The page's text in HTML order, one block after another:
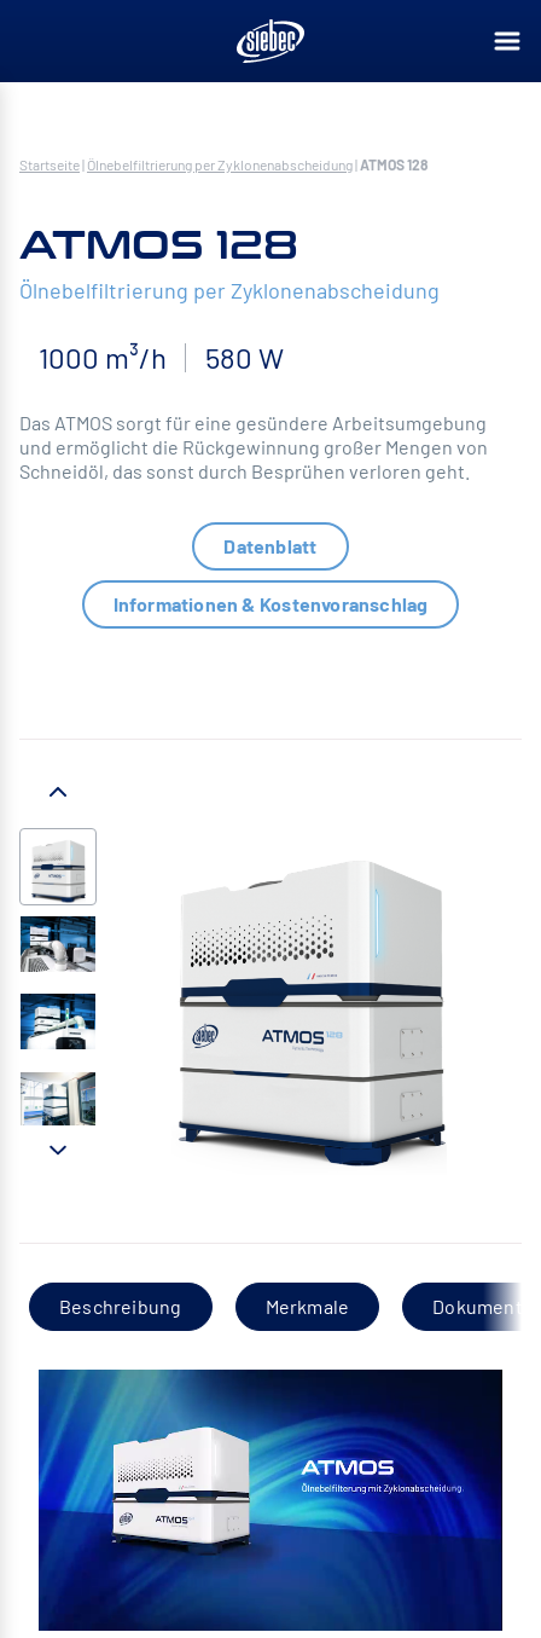
Startseite| Ölnebelfiltrierung per Zyklonenabscheidung|ATMOS 128
ATMOS 128
Ölnebelfiltrierung per Zyklonenabscheidung
1000 m³/h 580 W
Das ATMOS sorgt für eine gesündere Arbeitsumgebung
und ermöglicht die Rückgewinnung großer Mengen von
Schneidöl, das sonst durch Besprühen verloren geht.
Datenblatt
Informationen & Kostenvoranschlag
Beschreibung Merkmale